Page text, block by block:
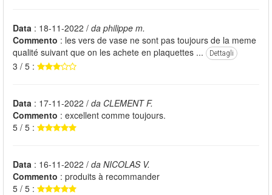
Data : 18-11-2022 / da philippe m.
Commento : les vers de vase ne sont pas toujours de la meme
qualité suivant que on les achete en plaquettes ...
Dettagli
3 / 5 :
Data : 17-11-2022 / da CLEMENT F.
Commento : excellent comme toujours.
5 / 5 :
Data : 16-11-2022 / da NICOLAS V.
Commento : produits à recommander
5 / 5 :